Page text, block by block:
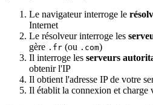
Le navigateur interroge le
Internet
Le résolveur interroge les
gère .fr (ou .com)
Il interroge les serveurs
obtenir l'IP
Il obtient l'adresse IP de votre
Il établit la connexion et charge